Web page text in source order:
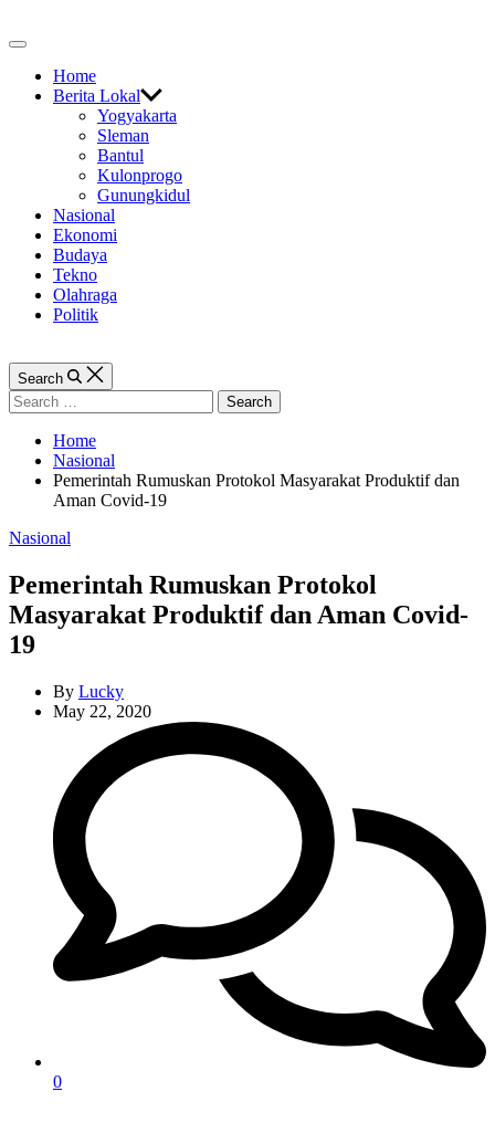
to
Off
CanvasHome
Berita Lokal
Yogyakarta
Sleman
Bantul
Kulonprogo
Gunungkidul
Nasional
Ekonomi
Budaya
Tekno
Olahraga
Politik
Search
Search
for:
Home
Nasional
Pemerintah Rumuskan Protokol Masyarakat Produktif dan
Aman Covid-19
Categories
Nasional
Pemerintah Rumuskan Protokol
Masyarakat Produktif dan Aman Covid-
19
By Lucky
May 22, 2020
0